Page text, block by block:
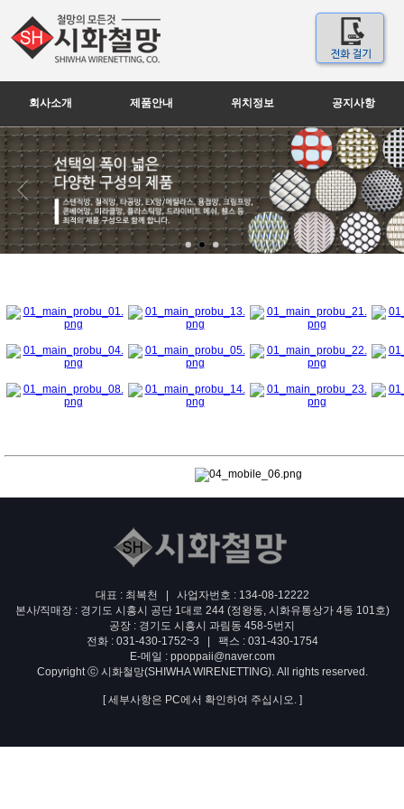
회사소개 제품안내 위치정보 공지사항
대표 : 최복천 | 사업자번호 : 134-08-12222
본사/직매장 : 경기도 시흥시 공단 1대로 244 (정왕동, 시화유통상가 4동 101호)
공장 : 경기도 시흥시 과림동 458-5번지
전화 : 031-430-1752~3 | 팩스 : 031-430-1754
E-메일 : ppoppaii@naver.com
Copyright ⓒ 시화철망(SHIWHA WIRENETTING). All rights reserved.
[ 세부사항은 PC에서 확인하여 주십시오. ]